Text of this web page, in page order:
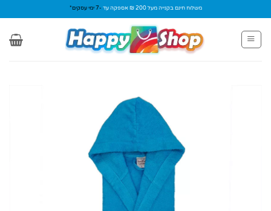
to
content
משלוח חינם בקנייה מעל 200 ₪ אספקה עד -7 ימי עסקים*